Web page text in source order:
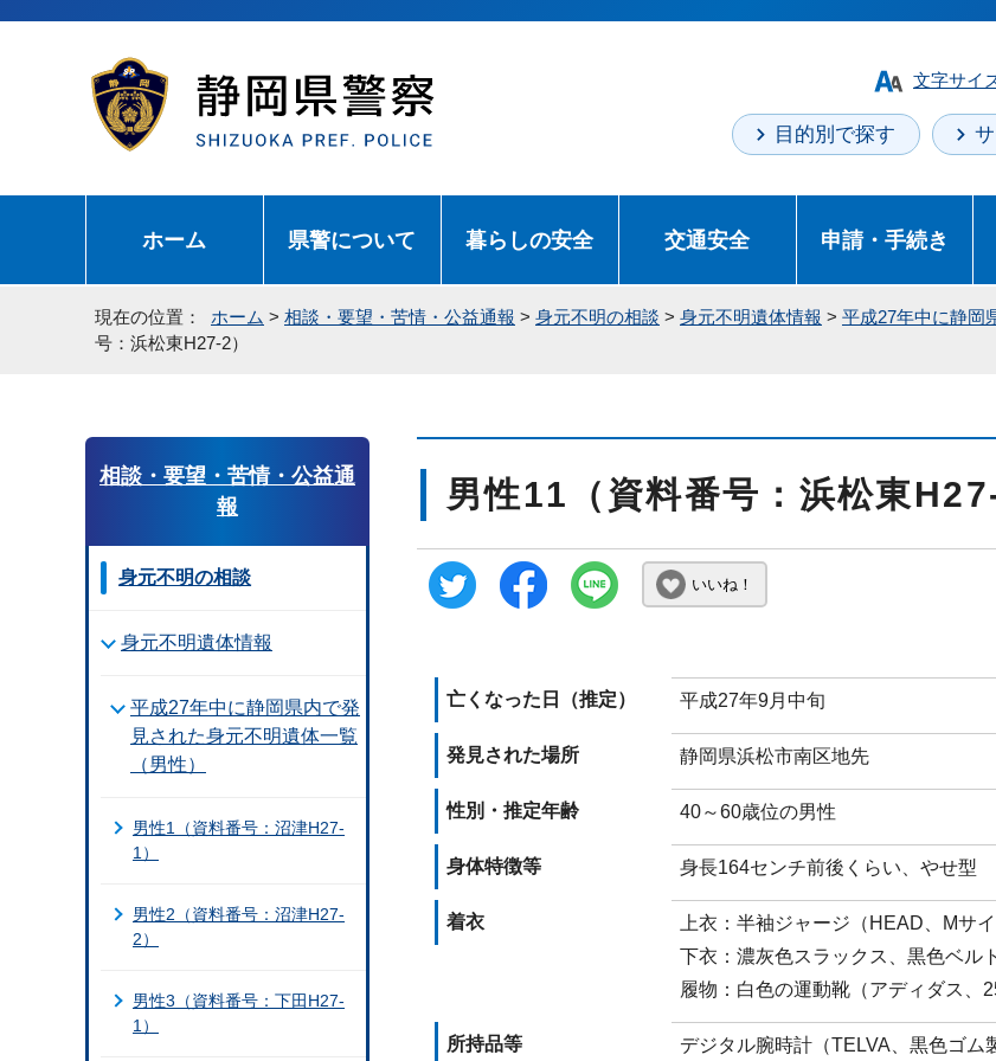
文字サイ
目的別で探す
ホーム 県警について 暮らしの安全 交通安全 申請・手続き
現在の位置： ホーム > 相談・要望・苦情・公益通報 > 身元不明の相談 > 身元不明遺体情報 > 平成27年中に静岡
号：浜松東H27-2）
男性11（資料番号：浜松東H27-
いいね！
亡くなった日（推定） 平成27年9月中旬
発見された場所 静岡県浜松市南区地先
性別・推定年齢 40～60歳位の男性
身体特徴等 身長164センチ前後くらい、やせ型
着衣
上衣：半袖ジャージ（HEAD、Mサイ
下衣：濃灰色スラックス、黒色ベル
履物：白色の運動靴（アディダス、
所持品等 デジタル腕時計（TELVA、黒色ゴム
相談・要望・苦情・公益通
報
身元不明の相談
身元不明遺体情報
平成27年中に静岡県内で発
見された身元不明遺体一覧
（男性）
男性1（資料番号：沼津H27-
1）
男性2（資料番号：沼津H27-
2）
男性3（資料番号：下田H27-
1）